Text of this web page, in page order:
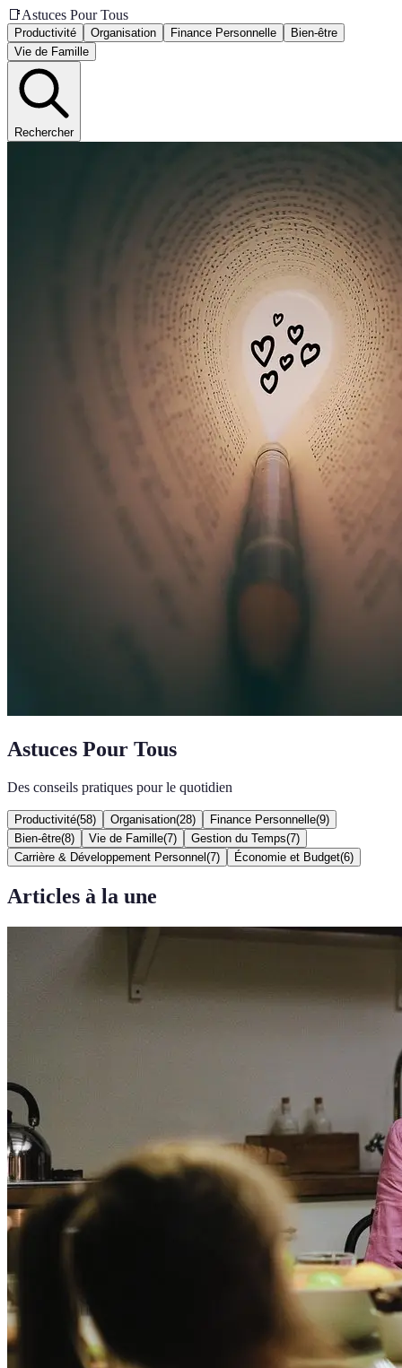
📑Astuces Pour Tous
Productivité Organisation Finance Personnelle
Bien-être
Vie de Famille
Rechercher
Astuces Pour Tous
Des conseils pratiques pour le quotidien
Productivité(58) Organisation(28) Finance Personnelle(9)
Bien-être(8) Vie de Famille(7) Gestion du Temps(7)
Carrière & Développement Personnel (7) Économie et Budget(6)
Articles à la une